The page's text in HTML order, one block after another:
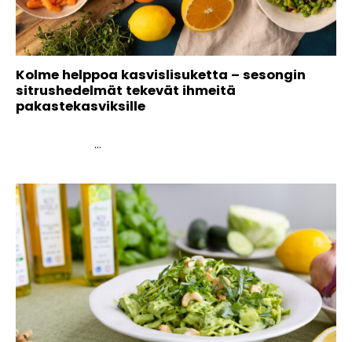
Kolme helppoa kasvislisuketta – sesongin
sitrushedelmät tekevät ihmeitä
pakastekasviksille
...